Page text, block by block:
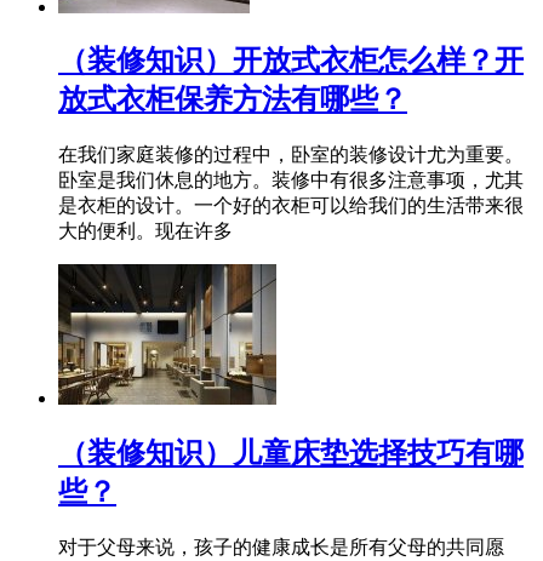
（装修知识）开放式衣柜怎么样？开
放式衣柜保养方法有哪些？
在我们家庭装修的过程中，卧室的装修设计尤为重要。
卧室是我们休息的地方。装修中有很多注意事项，尤其
是衣柜的设计。一个好的衣柜可以给我们的生活带来很
大的便利。现在许多
（装修知识）儿童床垫选择技巧有哪
些？
对于父母来说，孩子的健康成长是所有父母的共同愿